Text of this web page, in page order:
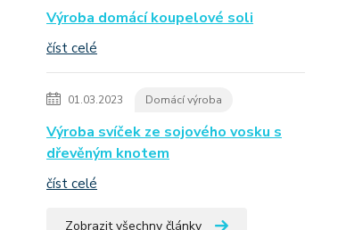
Výroba domácí koupelové soli
číst celé
01.03.2023 Domácí výroba
Výroba svíček ze sojového vosku s
dřevěným knotem
číst celé
Zobrazit všechny články